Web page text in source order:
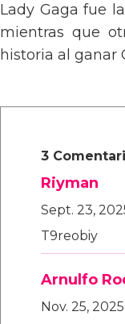
Lady Gaga fue
mientras que
historia al ganar
3
Riyman
Sept. 23,
T9reobiy
Arnulfo
Nov. 25,